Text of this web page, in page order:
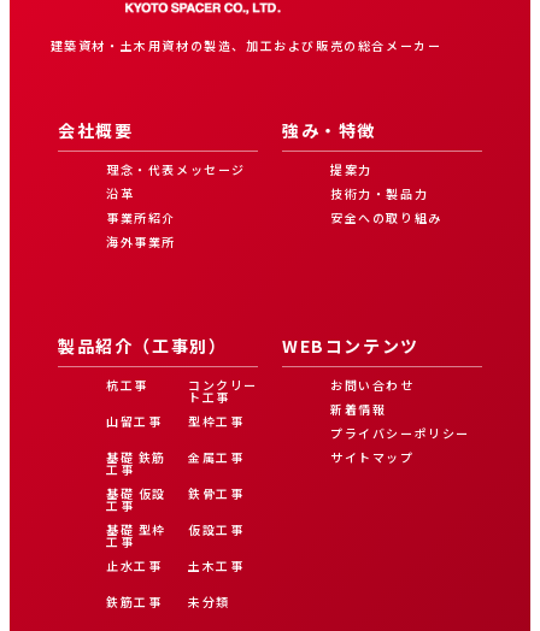
建築資材・土木用資材の製造、加工および販売の総合メーカー
会社概要
理念・代表メッセージ
沿革
事業所紹介
海外事業所
強み・特徴
提案力
技術力・製品力
安全への取り組み
製品紹介（工事別）
杭工事
山留工事
基礎 鉄筋
工事
基礎 仮設
工事
基礎 型枠
工事
止水工事
鉄筋工事
コンクリー
ト工事
型枠工事
金属工事
鉄骨工事
仮設工事
土木工事
未分類
WEBコンテンツ
お問い合わせ
新着情報
プライバシーポリシー
サイトマップ